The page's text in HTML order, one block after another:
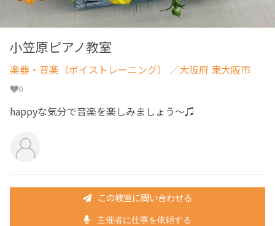
小笠原ピアノ教室
楽器・音楽（ボイストレーニング） ／大阪府 東大阪市
0
happyな気分で音楽を楽しみましょう〜♫
この教室に問い合わせる
主催者に仕事を依頼する